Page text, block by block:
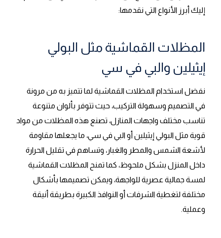
إليك أبرز الأنواع التي نقدمها:
المظلات القماشية مثل البولي
إيثيلين والبي في سي
نفضل استخدام المظلات القماشية لما تتميز به من مرونة
في التصميم وسهولة التركيب، حيث تتوفر بألوان متنوعة
تناسب مختلف واجهات المنازل، تصنع هذه المظلات من مواد
قوية مثل البولي إيثيلين أو البي في سي، ما يجعلها مقاومة
لأشعة الشمس والمطر والغبار، وتساهم في تقليل الحرارة
داخل المنزل بشكل ملحوظ، كما تمنح المظلات القماشية
لمسة جمالية عصرية للواجهة، ويمكن تصميمها بأشكال
مختلفة لتغطية الشرفات أو النوافذ الكبيرة بطريقة أنيقة
وعملية.